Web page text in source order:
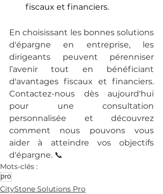
fiscaux et financiers.
En choisissant les bonnes solutions
d'épargne en entreprise, les
dirigeants peuvent pérenniser
l’avenir tout en bénéficiant
d'avantages fiscaux et financiers.
Contactez-nous dès aujourd'hui
pour une consultation
personnalisée et découvrez
comment nous pouvons vous
aider à atteindre vos objectifs
d'épargne. 📞
Mots-clés :
pro
CityStone Solutions Pro